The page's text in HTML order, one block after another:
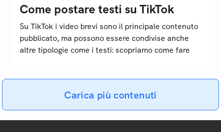
Come postare testi su TikTok
Su TikTok i video brevi sono il principale contenuto
pubblicato, ma possono essere condivise anche
altre tipologie come i testi: scopriamo come fare
Carica più contenuti